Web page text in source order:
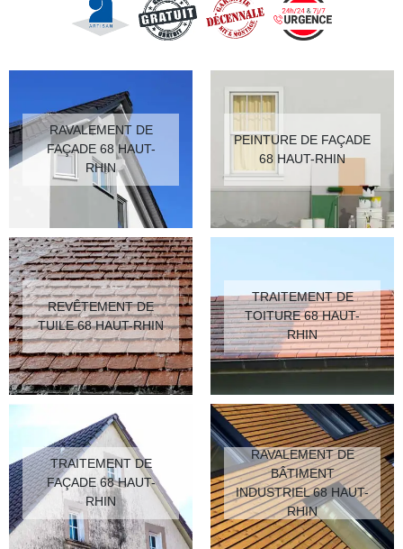
RAVALEMENT DE
FAÇADE 68 HAUT-
RHIN
PEINTURE DE FAÇADE
68 HAUT-RHIN
REVÊTEMENT DE
TUILE 68 HAUT-RHIN
TRAITEMENT DE
TOITURE 68 HAUT-
RHIN
TRAITEMENT DE
FAÇADE 68 HAUT-
RHIN
RAVALEMENT DE
BÂTIMENT
INDUSTRIEL 68 HAUT-
RHIN